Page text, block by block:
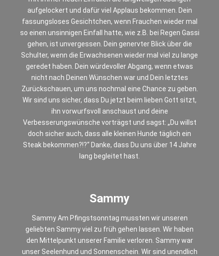
aufgelockert und dafür viel Applaus bekommen. Dein
fassungsloses Gesichtchen, wenn Frauchen wieder mal
so einen unsinnigen Einfall hatte, wie z.B. bei Regen Gassi
gehen, ist unvergessen. Dein genervter Blick über die
Schulter, wenn die Erwachsenen wieder mal viel zu lange
geredet haben. Dein würdevoller Abgang, wenn etwas
nicht nach Deinen Wünschen war und Dein letztes
Zurückschauen, um uns nochmal eine Chance zu geben.
Wir sind uns sicher, dass Du jetzt beim lieben Gott sitzt,
ihn vorwurfsvoll anschaust und deine
Verbesserungswünsche vorträgst und sagst: „Du willst
doch sicher auch, dass alle kleinen Hunde täglich ein
Steak bekommen?!?“ Danke, dass Du uns über 14 Jahre
lang begleitet hast.
Sammy
Sammy Am Pfingstsonntag mussten wir unseren
geliebten Sammy viel zu früh gehen lassen. Wir haben
den Mittelpunkt unserer Familie verloren. Sammy war
unser Seelenhund und Sonnenschein. Wir sind unendlich